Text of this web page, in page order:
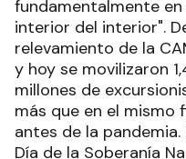
fundamentalmente
interior del interior".
relevamiento de la
y hoy se movilizaron
millones de
más que en el mismo
antes de la
Día de la Soberanía